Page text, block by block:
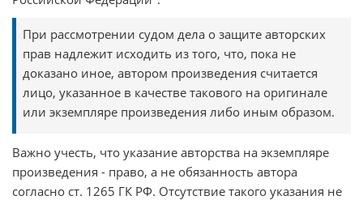
При рассмотрении судом дела о защите авторских
прав надлежит исходить из того, что, пока не
доказано иное, автором произведения считается
лицо, указанное в качестве такового на оригинале
или экземпляре произведения либо иным образом.
Важно учесть, что указание авторства на экземпляре
произведения - право, а не обязанность автора
согласно ст. 1265 ГК РФ. Отсутствие такого указания не